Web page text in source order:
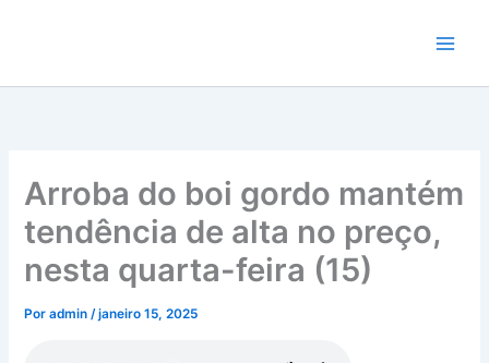
conteúdo
Arroba do boi gordo mantém
tendência de alta no preço,
nesta quarta-feira (15)
Poradmin/janeiro 15, 2025